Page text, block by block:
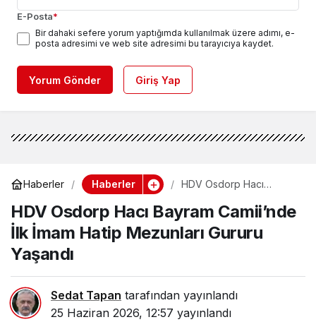
E-Posta*
Bir dahaki sefere yorum yaptığımda kullanılmak üzere adımı, e-
posta adresimi ve web site adresimi bu tarayıcıya kaydet.
Yorum Gönder Giriş Yap
Haberler Haberler
HDV Osdorp Hacı
İmam Hatip Mezunları
Gururu Yaşandı
HDV Osdorp Hacı Bayram Camii’nde
İlk İmam Hatip Mezunları Gururu
Yaşandı
Sedat Tapan tarafından yayınlandı
25 Haziran 2026, 12:57 yayınlandı